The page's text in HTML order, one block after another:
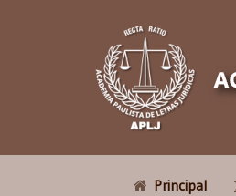
Principal